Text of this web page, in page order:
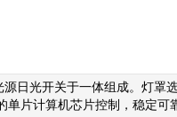
日光开关于一体组成。灯罩
单片计算机芯片控制，稳定可